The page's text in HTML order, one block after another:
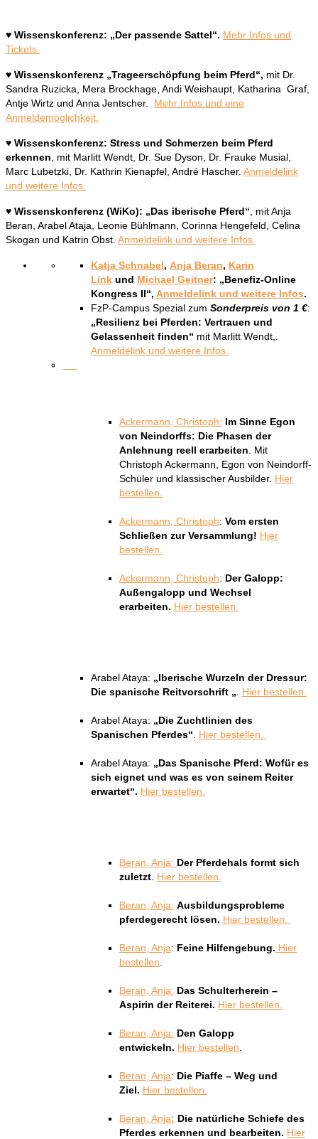
♥ Wissenskonferenz: „Der passende Sattel“. Mehr Infos und
Tickets.
♥ Wissenskonferenz „Trageerschöpfung beim Pferd“, mit Dr.
Sandra Ruzicka, Mera Brockhage, Andi Weishaupt, Katharina Graf,
Antje Wirtz und Anna Jentscher. Mehr Infos und eine
Anmeldemöglichkeit.
♥ Wissenskonferenz: Stress und Schmerzen beim Pferd
erkennen , mit Marlitt Wendt, Dr. Sue Dyson, Dr. Frauke Musial,
Marc Lubetzki, Dr. Kathrin Kienapfel, André Hascher. Anmeldelink
und weitere Infos.
♥ Wissenskonferenz (WiKo): „Das iberische Pferd“ , mit Anja
Beran, Arabel Ataja, Leonie Bühlmann, Corinna Hengefeld, Celina
Skogan und Katrin Obst. Anmeldelink und weitere Infos.
Katja Schnabel, Anja Beran, Karin
Link und Michael Geitner: „Benefiz-Online
Kongress II“, Anmeldelink und weitere Infos.
FzP-Campus Spezial zum Sonderpreis von 1 €:
„Resilienz bei Pferden: Vertrauen und
Gelassenheit finden“ mit Marlitt Wendt,.
Anmeldelink und weitere Infos.
Ackermann, Christoph: Im Sinne Egon
von Neindorffs: Die Phasen der
Anlehnung reell erarbeiten . Mit
Christoph Ackermann, Egon von Neindorff-
Schüler und klassischer Ausbilder. Hier
bestellen.
Ackermann, Christoph: Vom ersten
Schließen zur Versammlung! Hier
bestellen
Ackermann, Christoph: Der Galopp:
Außengalopp und Wechsel
erarbeiten. Hier bestellen.
Arabel Ataya: „Iberische Wurzeln der Dressur:
Die spanische Reitvorschrift „
Hier bestellen.
Arabel Ataya: „Die Zuchtlinien des
Spanischen Pferdes“
Hier bestellen.
Arabel Ataya: „Das Spanische Pferd: Wofür es
sich eignet und was es von seinem Reiter
erwartet“. Hier bestellen.
Beran, Anja: Der Pferdehals formt sich
zuletzt Hier bestellen.
Beran, Anja: Ausbildungsprobleme
pferdegerecht lösen. Hier bestellen.
Beran, Anja: Feine Hilfengebung. Hier
bestellen
Beran, Anja: Das Schulterherein –
Aspirin der Reiterei. Hier bestellen.
Beran, Anja: Den Galopp
entwickeln. Hier bestellen
Beran, Anja: Die Piaffe – Weg und
Ziel. Hier bestellen.
Beran, Anja: Die natürliche Schiefe des
Pferdes erkennen und bearbeiten. Hier